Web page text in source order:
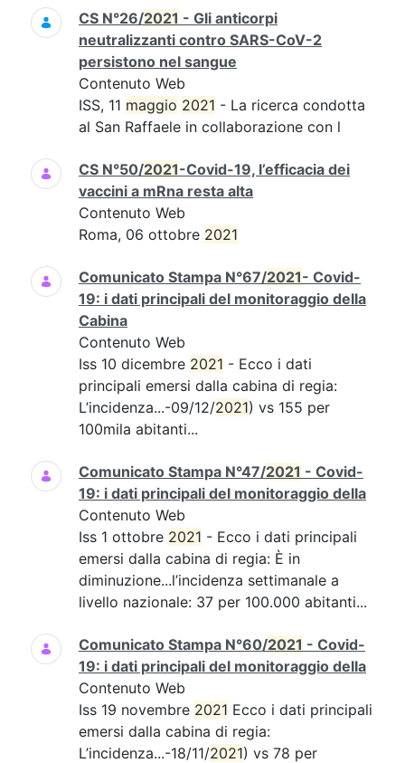
CS N°26/2021 - Gli anticorpi
neutralizzanti contro SARS-CoV-2
persistono nel sangue
Contenuto Web
ISS, 11 maggio 2021 - La ricerca condotta
al San Raffaele in collaborazione con l
CS N°50/2021-Covid-19, l’efficacia dei
vaccini a mRna resta alta
Contenuto Web
Roma, 06 ottobre 2021
Comunicato Stampa N°67/2021- Covid-
19: i dati principali del monitoraggio della
Cabina
Contenuto Web
Iss 10 dicembre 2021 - Ecco i dati
principali emersi dalla cabina di regia:
L’incidenza...-09/12/2021) vs 155 per
100mila abitanti...
Comunicato Stampa N°47/2021 - Covid-
19: i dati principali del monitoraggio della
Contenuto Web
Iss 1 ottobre 2021 - Ecco i dati principali
emersi dalla cabina di regia: È in
diminuzione...l’incidenza settimanale a
livello nazionale: 37 per 100.000 abitanti...
Comunicato Stampa N°60/2021 - Covid-
19: i dati principali del monitoraggio della
Contenuto Web
Iss 19 novembre 2021 Ecco i dati principali
emersi dalla cabina di regia:
L’incidenza...-18/11/2021) vs 78 per